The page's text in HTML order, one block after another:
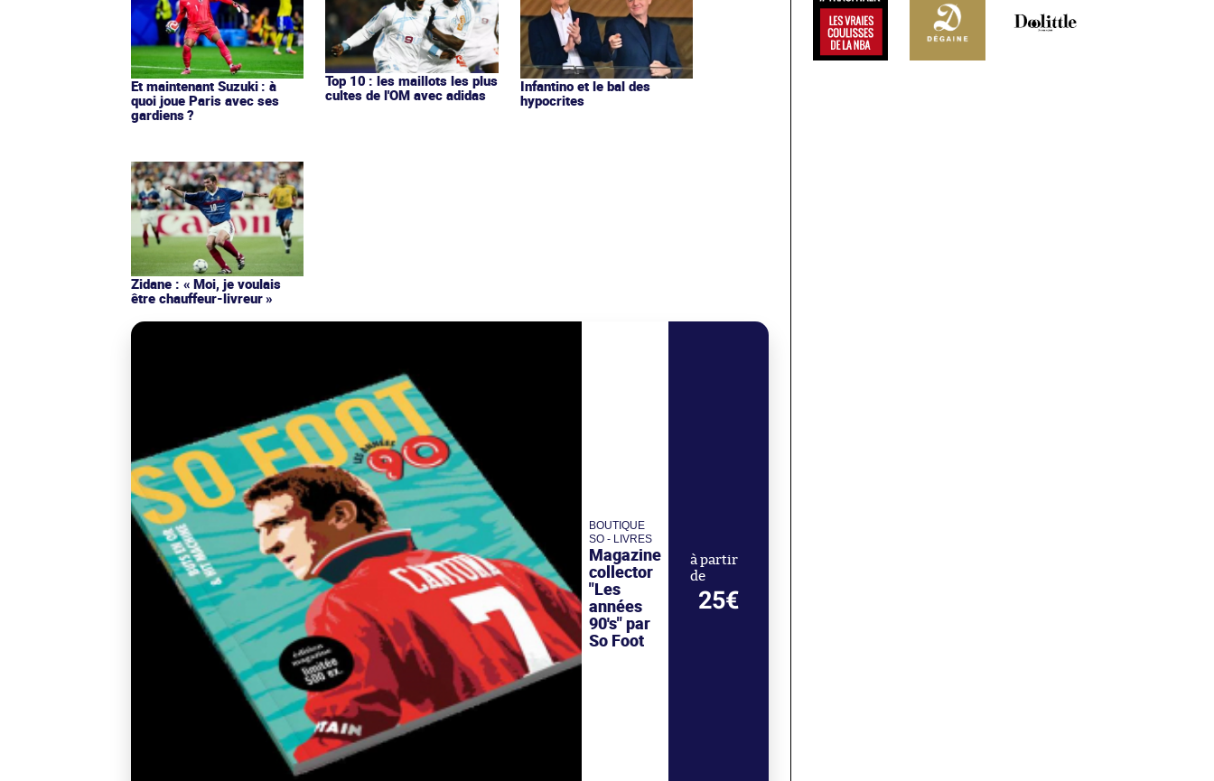
Et maintenant Suzuki : à
quoi joue Paris avec ses
gardiens ?
Top 10 : les maillots les plus
cultes de l'OM avec adidas
Infantino et le bal des
hypocrites
Zidane : « Moi, je voulais
être chauffeur-livreur »
BOUTIQUE
SO - LIVRES
Magazine
collector
"Les
années
90's" par
So Foot
à partir
de
25€